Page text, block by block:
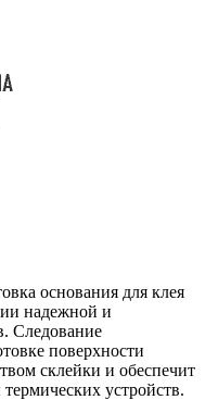
основания для клея
надежной и
Следование
поверхности
склейки и обеспечит
устройств.